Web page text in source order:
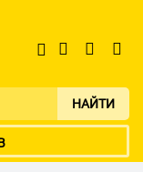
НАЙТИ